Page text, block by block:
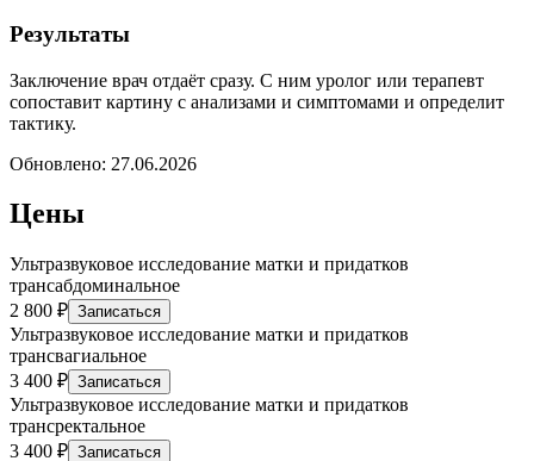
Результаты
Заключение врач отдаёт сразу. С ним уролог или терапевт
сопоставит картину с анализами и симптомами и определит
тактику.
Обновлено: 27.06.2026
Цены
Ультразвуковое исследование матки и придатков
трансабдоминальное
2 800 ₽ Записаться
Ультразвуковое исследование матки и придатков
трансвагиальное
3 400 ₽ Записаться
Ультразвуковое исследование матки и придатков
трансректальное
3 400 ₽ Записаться